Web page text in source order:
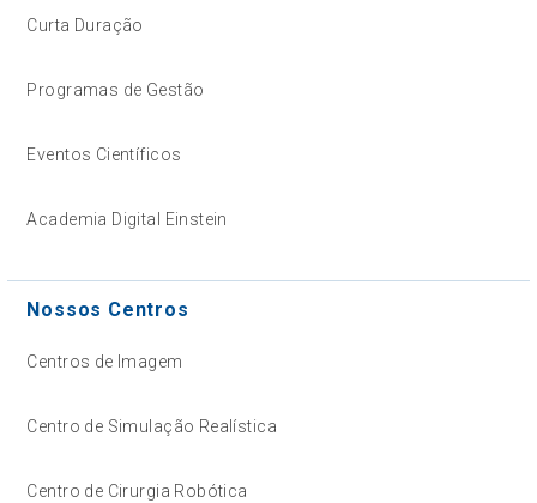
Curta Duração
Programas de Gestão
Eventos Científicos
Academia Digital Einstein
Nossos Centros
Centros de Imagem
Centro de Simulação Realística
Centro de Cirurgia Robótica